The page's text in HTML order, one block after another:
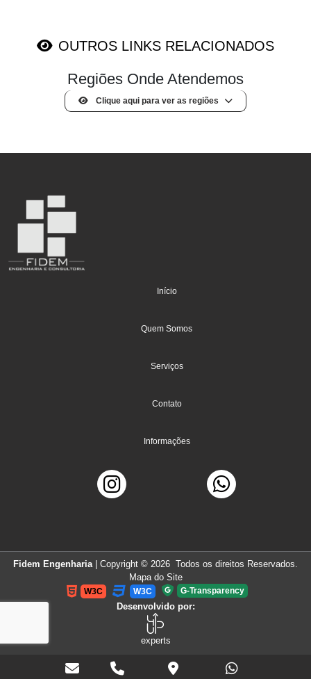
OUTROS LINKS RELACIONADOS
Regiões Onde Atendemos
Clique aqui para ver as regiões
Início(current)
Quem Somos
Serviços
Contato
Informações
Fidem Engenharia| Copyright © 2026 Todos os direitos Reservados.
Mapa do Site
W3C W3C G-Transparency
Desenvolvido por:
experts